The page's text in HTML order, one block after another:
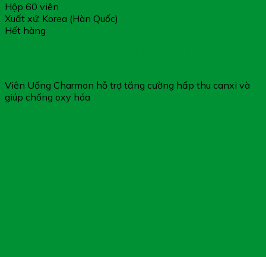
Hộp 60 viên
Xuất xứ: Korea (Hàn Quốc)
Hết hàng
Viên Uống Charmon hỗ trợ tăng cường hấp thu canxi và
giúp chống oxy hóa